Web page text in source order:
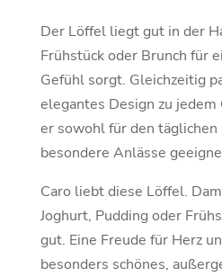
Der Löffel liegt gut in der
Frühstück oder Brunch für
Gefühl sorgt. Gleichzeitig
elegantes Design zu
er sowohl für den täglichen
besondere Anlässe
Caro liebt diese Löffel.
Joghurt, Pudding oder
gut. Eine Freude für Herz
besonders schönes,